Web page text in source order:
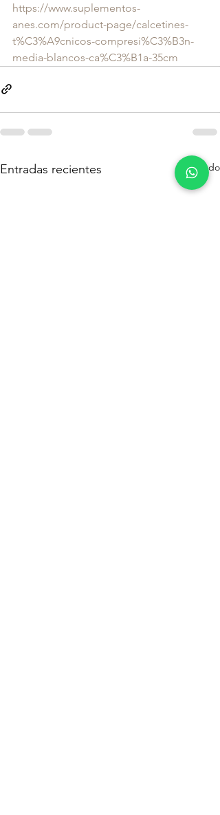
https://www.suplementos-
anes.com/product-page/calcetines-
t%C3%A9cnicos-compresi%C3%B3n-
media-blancos-ca%C3%B1a-35cm
Entradas recientes Ver todo